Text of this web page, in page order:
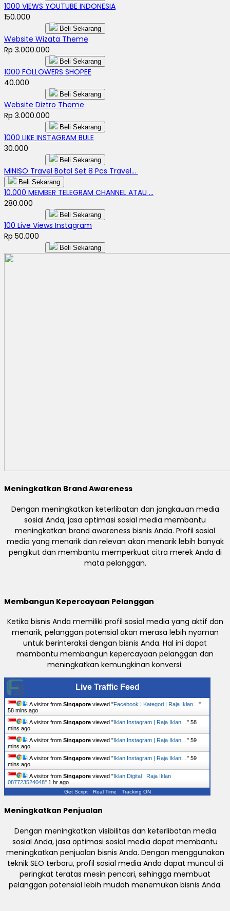
1000 VIEWS YOUTUBE INDONESIA
150.000
Beli Sekarang
Website Wizata Theme
Rp 3.000.000
Beli Sekarang
1000 FOLLOWERS SHOPEE
40.000
Beli Sekarang
Website Diztro Theme
Rp 3.000.000
Beli Sekarang
1000 LIKE INSTAGRAM BULE
30.000
Beli Sekarang
MINISO Travel Botol Set 8 Pcs Travel...
Beli Sekarang
10.000 MEMBER TELEGRAM CHANNEL ATAU ...
280.000
Beli Sekarang
100 Live Views Instagram
Rp 50.000
Beli Sekarang
Meningkatkan Brand Awareness
Dengan meningkatkan keterlibatan dan jangkauan media
sosial Anda, jasa optimasi sosial media membantu
meningkatkan brand awareness bisnis Anda. Profil sosial
media yang menarik dan relevan akan menarik lebih banyak
pengikut dan membantu memperkuat citra merek Anda di
mata pelanggan.
Membangun Kepercayaan Pelanggan
Ketika bisnis Anda memiliki profil sosial media yang aktif dan
menarik, pelanggan potensial akan merasa lebih nyaman
untuk berinteraksi dengan bisnis Anda. Hal ini dapat
membantu membangun kepercayaan pelanggan dan
meningkatkan kemungkinan konversi.
Live Traffic Feed
A visitor from Singapore viewed "Facebook | Kategori | Raja Iklan… "
58 mins ago
A visitor from Singapore viewed " Iklan Instagram | Raja Iklan… " 58
mins ago
A visitor from Singapore viewed " Iklan Instagram | Raja Iklan… " 59
mins ago
A visitor from Singapore viewed " Iklan Instagram | Raja Iklan… " 59
mins ago
A visitor from Singapore viewed " Iklan Digital | Raja Iklan
087723524048" 1 hr ago
Get Script Real Time Tracking ON
Meningkatkan Penjualan
Dengan meningkatkan visibilitas dan keterlibatan media
sosial Anda, jasa optimasi sosial media dapat membantu
meningkatkan penjualan bisnis Anda. Dengan menggunakan
teknik SEO terbaru, profil sosial media Anda dapat muncul di
peringkat teratas mesin pencari, sehingga membuat
pelanggan potensial lebih mudah menemukan bisnis Anda.